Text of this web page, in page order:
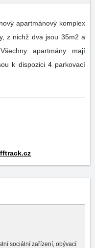
apartmánový komplex
z nichž dva jsou 35m2 a
apartmány mají
k dispozici 4 parkovací
sociální zařízení, obývací